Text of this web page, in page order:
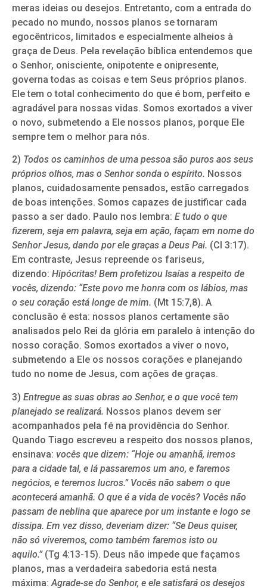
meras ideias ou desejos. Entretanto, com a entrada do
pecado no mundo, nossos planos se tornaram
egocêntricos, limitados e especialmente alheios à
graça de Deus. Pela revelação bíblica entendemos que
o Senhor, onisciente, onipotente e onipresente,
governa todas as coisas e tem Seus próprios planos.
Ele tem o total conhecimento do que é bom, perfeito e
agradável para nossas vidas. Somos exortados a viver
o novo, submetendo a Ele nossos planos, porque Ele
sempre tem o melhor para nós.
2) Todos os caminhos de uma pessoa são puros aos seus
próprios olhos, mas o Senhor sonda o espírito. Nossos
planos, cuidadosamente pensados, estão carregados
de boas intenções. Somos capazes de justificar cada
passo a ser dado. Paulo nos lembra: E tudo o que
fizerem, seja em palavra, seja em ação, façam em nome do
Senhor Jesus, dando por ele graças a Deus Pai. (Cl 3:17).
Em contraste, Jesus repreende os fariseus,
dizendo: Hipócritas! Bem profetizou Isaías a respeito de
vocês, dizendo: “Este povo me honra com os lábios, mas
o seu coração está longe de mim. (Mt 15:7,8). A
conclusão é esta: nossos planos certamente são
analisados pelo Rei da glória em paralelo à intenção do
nosso coração. Somos exortados a viver o novo,
submetendo a Ele os nossos corações e planejando
tudo no nome de Jesus, com ações de graças.
3) Entregue as suas obras ao Senhor, e o que você tem
planejado se realizará. Nossos planos devem ser
acompanhados pela fé na providência do Senhor.
Quando Tiago escreveu a respeito dos nossos planos,
ensinava: vocês que dizem: “Hoje ou amanhã, iremos
para a cidade tal, e lá passaremos um ano, e faremos
negócios, e teremos lucros.” Vocês não sabem o que
acontecerá amanhã. O que é a vida de vocês? Vocês não
passam de neblina que aparece por um instante e logo se
dissipa. Em vez disso, deveriam dizer: “Se Deus quiser,
não só viveremos, como também faremos isto ou
aquilo.”(Tg 4:13-15). Deus não impede que façamos
planos, mas a verdadeira sabedoria está nesta
máxima: Agrade-se do Senhor, e ele satisfará os desejos